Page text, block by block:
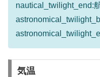
nautical_twilight_end:
気温